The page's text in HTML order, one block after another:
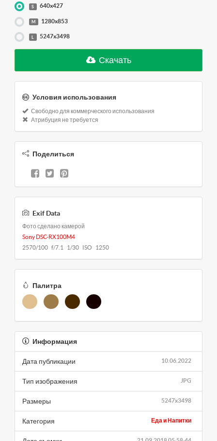
S 640x427
M 1280x853
L 5247x3498
Скачать
Условия использования
Свободно для коммерческого использования
Атрибуция не требуется
Поделиться
Exif Data
Фото сделано камерой
Sony DSC-RX100M4
2570/100 f/7.1 1/30 ISO 1250
Палитра
Информация
10.06.2022
Дата публикации
JPG
Тип изображения
5247x3498
Размеры
Еда и Напитки
Категория